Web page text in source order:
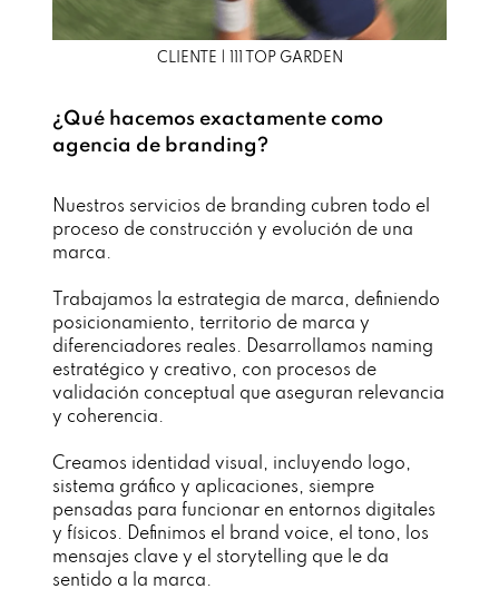
CLIENTE | 111 TOP GARDEN
¿Qué hacemos exactamente como
agencia de branding?
Nuestros servicios de branding cubren todo el
proceso de construcción y evolución de una
marca.
Trabajamos la estrategia de marca, definiendo
posicionamiento, territorio de marca y
diferenciadores reales. Desarrollamos naming
estratégico y creativo, con procesos de
validación conceptual que aseguran relevancia
y coherencia.
Creamos identidad visual, incluyendo logo,
sistema gráfico y aplicaciones, siempre
pensadas para funcionar en entornos digitales
y físicos. Definimos el brand voice, el tono, los
mensajes clave y el storytelling que le da
sentido a la marca.